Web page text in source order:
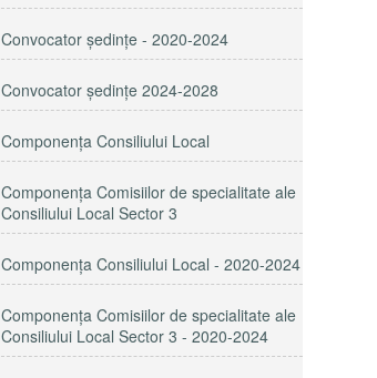
Convocator ședințe - 2020-2024
Convocator ședințe 2024-2028
Componența Consiliului Local
Componența Comisiilor de specialitate ale
Consiliului Local Sector 3
Componenţa Consiliului Local - 2020-2024
Componenţa Comisiilor de specialitate ale
Consiliului Local Sector 3 - 2020-2024